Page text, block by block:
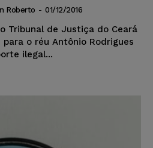
Roberto - 01/12/2016
Tribunal de Justiça do Ceará
para o réu Antônio Rodrigues
ilegal...